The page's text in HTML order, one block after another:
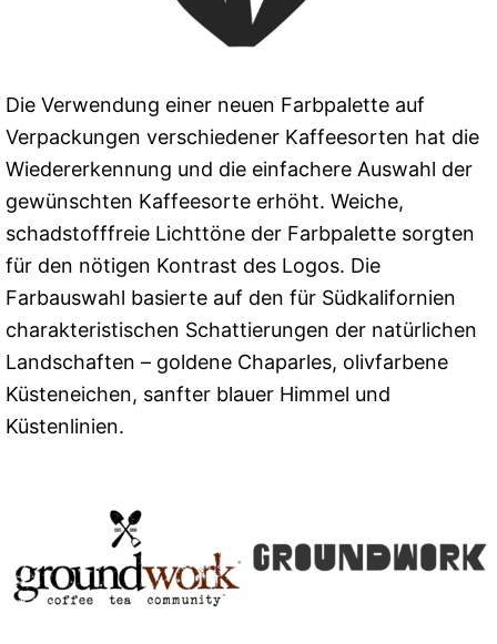
Die Verwendung einer neuen Farbpalette auf
Verpackungen verschiedener Kaffeesorten hat die
Wiedererkennung und die einfachere Auswahl der
gewünschten Kaffeesorte erhöht. Weiche,
schadstofffreie Lichttöne der Farbpalette sorgten
für den nötigen Kontrast des Logos. Die
Farbauswahl basierte auf den für Südkalifornien
charakteristischen Schattierungen der natürlichen
Landschaften – goldene Chaparles, olivfarbene
Küsteneichen, sanfter blauer Himmel und
Küstenlinien.